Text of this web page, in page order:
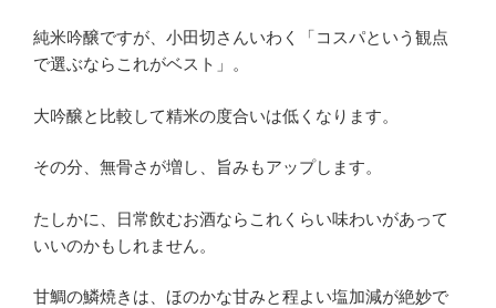
純米吟醸ですが、小田切さんいわく「コスパという観点
で選ぶならこれがベスト」。
大吟醸と比較して精米の度合いは低くなります。
その分、無骨さが増し、旨みもアップします。
たしかに、日常飲むお酒ならこれくらい味わいがあって
いいのかもしれません。
甘鯛の鱗焼きは、ほのかな甘みと程よい塩加減が絶妙で